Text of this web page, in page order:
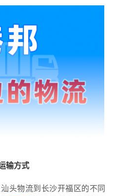
输方式
头物流到长沙开福区的不同